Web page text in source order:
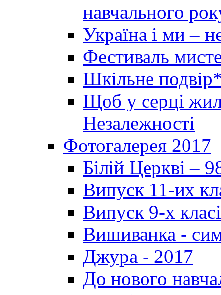
навчального
Україна і ми –
Фестиваль
Шкільне
Щоб у серці
Незалежності
Фотогалерея 2017
Білій Церкві –
Випуск 11-их
Випуск 9-х
Вишиванка -
Джура - 2017
До нового